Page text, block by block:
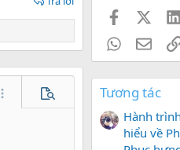
tùy chọn…
Xem trước
Facebook
X
WhatsApp
Email
Tương tác
Hành
hiểu về